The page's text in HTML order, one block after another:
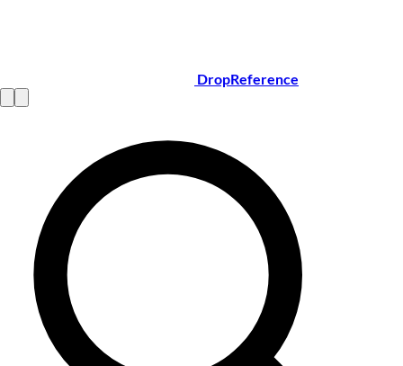
DropReference